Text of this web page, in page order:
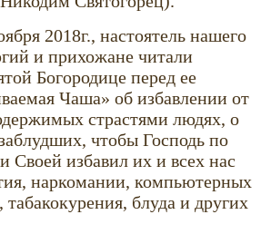
2018г., настоятель нашего
и прихожане читали
Богородице перед ее
Чаша» об избавлении от
страстями людях, о
чтобы Господь по
Своей избавил их и всех нас
наркомании, компьютерных
табакокурения, блуда и других